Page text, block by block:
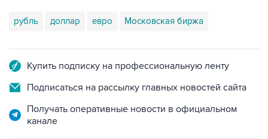
рубль доллар евро Московская биржа
Купить подписку на профессиональную ленту
Подписаться на рассылку главных новостей сайта
Получать оперативные новости в официальном
канале